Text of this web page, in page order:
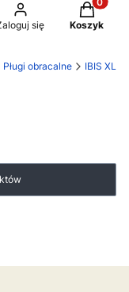
się Koszyk
Pługi obracalne IBIS XL